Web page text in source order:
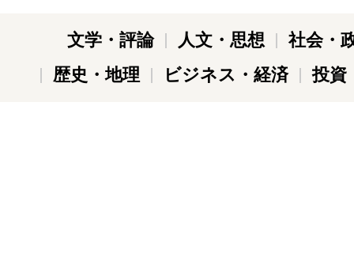
文学・評論 人文・思想
社会・
歴史・地理
ビジネス・経済 投資